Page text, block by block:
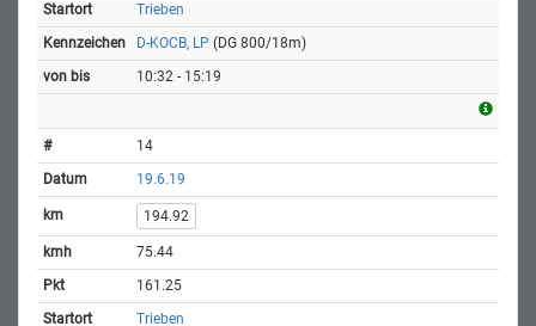
Trieben
D-KOCB, LP (DG 800/18m)
10:32 - 15:19
14
19.6.19
194.92
75.44
161.25
Trieben